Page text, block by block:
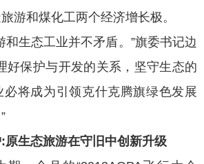
游和煤化工两个经济增长极。
生态工业并不矛盾。”旗委书记边
好保护与开发的关系，坚守生态的
必将成为引领克什克腾旗绿色发展
原生态旅游在守旧中创新升级